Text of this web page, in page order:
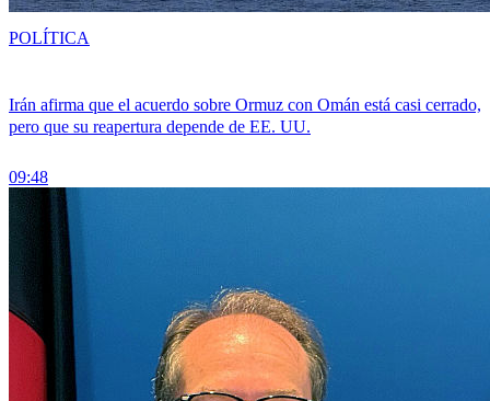
Irán afirma que el acuerdo sobre Ormuz con Omán está casi cerrado,
pero que su reapertura depende de EE. UU.
09:48
POLÍTICA